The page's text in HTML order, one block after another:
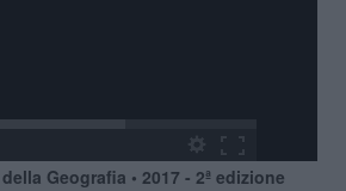
Geografia • 2017 - 2ª edizione